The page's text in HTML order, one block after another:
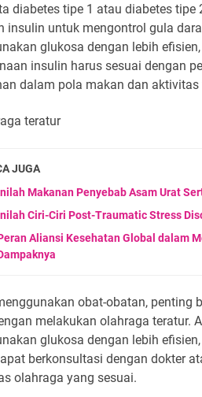
diabetes tipe 1 atau diabetes
insulin untuk mengontrol gula
glukosa dengan lebih
insulin harus sesuai dengan
dalam pola makan dan aktivitas
teratur
JUGA
Makanan Penyebab Asam Urat
Ciri-Ciri Post-Traumatic Stress
Aliansi Kesehatan Global dalam
obat-obatan, penting
melakukan olahraga teratur.
glukosa dengan lebih
berkonsultasi dengan dokter
olahraga yang sesuai.